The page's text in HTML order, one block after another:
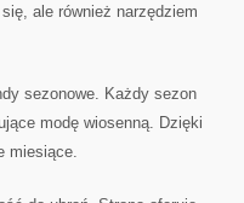
ale również narzędziem
sezonowe. Każdy sezon
modę wiosenną. Dzięki
miesiące.